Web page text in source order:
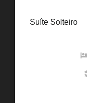
Suíte Solteiro